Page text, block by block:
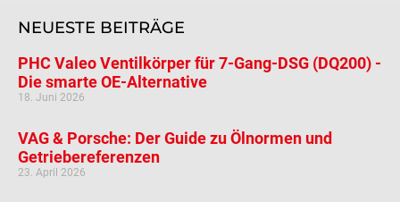
NEUESTE BEITRÄGE
PHC Valeo Ventilkörper für 7-Gang-DSG (DQ200) -
Die smarte OE-Alternative
18. Juni 2026
VAG & Porsche: Der Guide zu Ölnormen und
Getriebereferenzen
23. April 2026